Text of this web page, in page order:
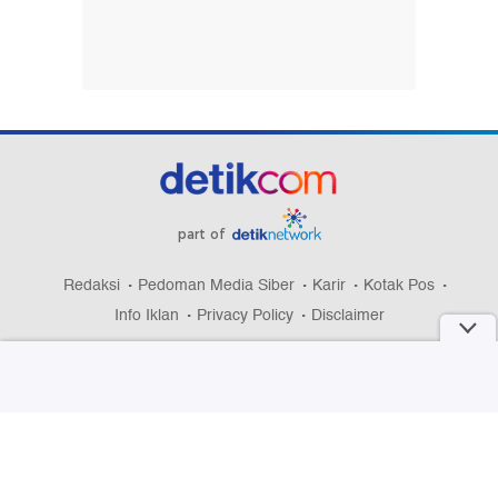
part of
Redaksi Pedoman Media Siber Karir
Kotak Pos
Info Iklan
Privacy Policy Disclaimer